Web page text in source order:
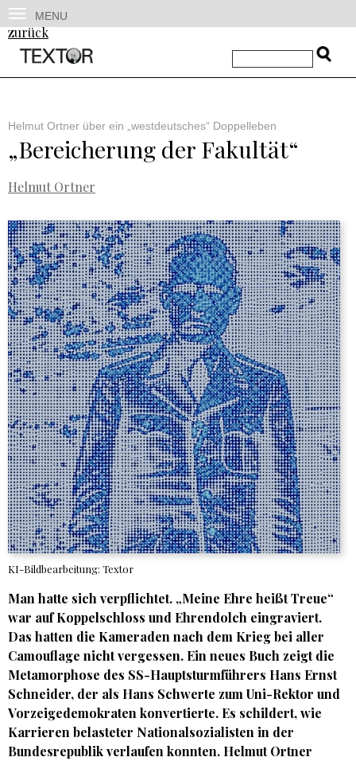
MENU
zurück
Helmut Ortner über ein „westdeutsches“ Doppelleben
„Bereicherung der Fakultät“
Helmut Ortner
KI-Bildbearbeitung: Textor
Man hatte sich verpflichtet. „Meine Ehre heißt Treue“
war auf Koppelschloss und Ehrendolch eingraviert.
Das hatten die Kameraden nach dem Krieg bei aller
Camouflage nicht vergessen. Ein neues Buch zeigt die
Metamorphose des SS-Hauptsturmführers Hans Ernst
Schneider, der als Hans Schwerte zum Uni-Rektor und
Vorzeigedemokraten konvertierte. Es schildert, wie
Karrieren belasteter Nationalsozialisten in der
Bundesrepublik verlaufen konnten. Helmut Ortner